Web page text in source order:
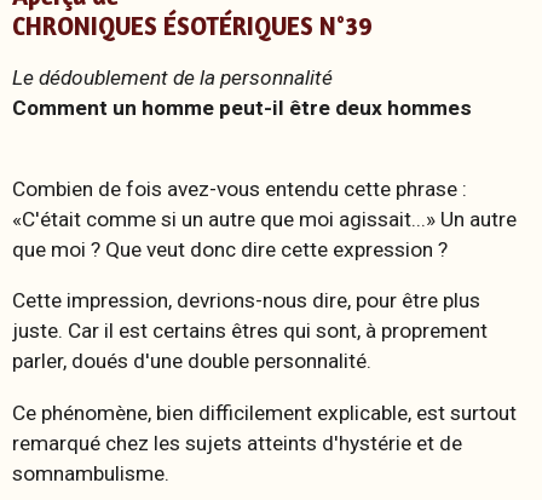
CHRONIQUES ÉSOTÉRIQUES N°39
Le dédoublement de la personnalité
Comment un homme peut-il être deux hommes
Combien de fois avez-vous entendu cette phrase :
«C'était comme si un autre que moi agissait...» Un autre
que moi ? Que veut donc dire cette expression ?
Cette impression, devrions-nous dire, pour être plus
juste. Car il est certains êtres qui sont, à proprement
parler, doués d'une double personnalité.
Ce phénomène, bien difficilement explicable, est surtout
remarqué chez les sujets atteints d'hystérie et de
somnambulisme.